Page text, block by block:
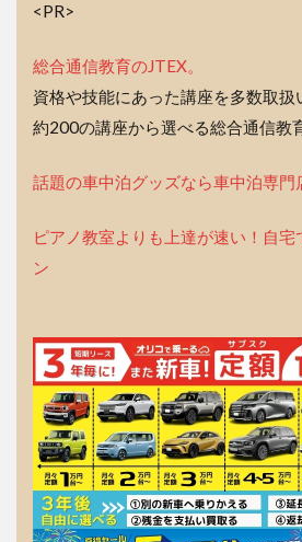
<PR>
総合通信教育のJTEX。
資格や技能にあった講座を多数取扱
約200の講座から選べる総合通信教
話題の車中泊グッズなら車中泊専門
ピアノ教室よりも上達が速い！自宅
ン